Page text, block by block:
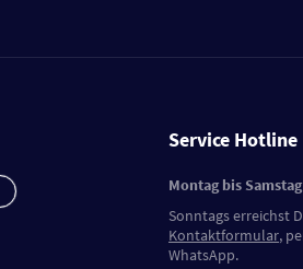
Service Hotline
Montag bis
Sonntags erreichst
Kontaktformular,
WhatsApp.